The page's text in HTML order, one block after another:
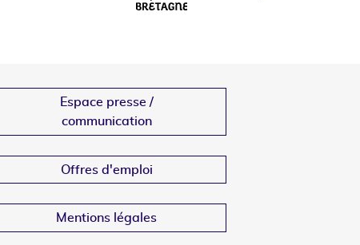
Espace presse /
communication
Offres d'emploi
Mentions légales